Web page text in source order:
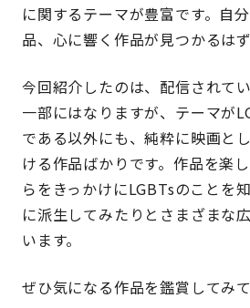
に関するテーマが豊富です。自
品、心に響く作品が見つかるはず
今回紹介したのは、配信されて
一部にはなりますが、テーマが
である以外にも、純粋に映画と
ける作品ばかりです。作品を楽
らをきっかけにLGBTsのことを
に派生してみたりとさまざまな
います。
ぜひ気になる作品を鑑賞してみて